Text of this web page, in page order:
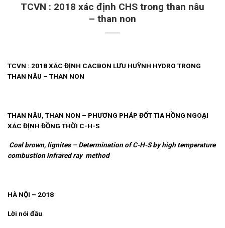
TCVN : 2018 xác định CHS trong than nâu
– than non
TCVN : 2018 XÁC ĐỊNH CACBON LƯU HUỲNH HYDRO TRONG
THAN NÂU – THAN NON
THAN NÂU, THAN NON – PHƯƠNG PHÁP ĐỐT TIA HỒNG NGOẠI
XÁC ĐỊNH ĐỒNG THỜI C-H-S
Coal brown, lignites – Determination of C-H-S by high temperature
combustioninfrared ray method
HÀ NỘI – 2018
Lời nói đầu